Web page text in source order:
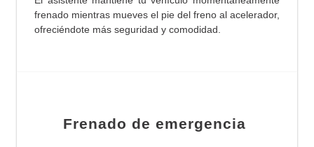
frenado mientras mueves el pie del freno al acelerador,
ofreciéndote más seguridad y comodidad.
Frenado de emergencia